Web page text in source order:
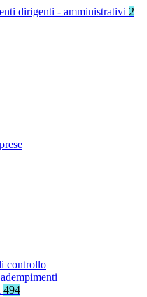
dirigenti - amministrativi 2
controllo
494